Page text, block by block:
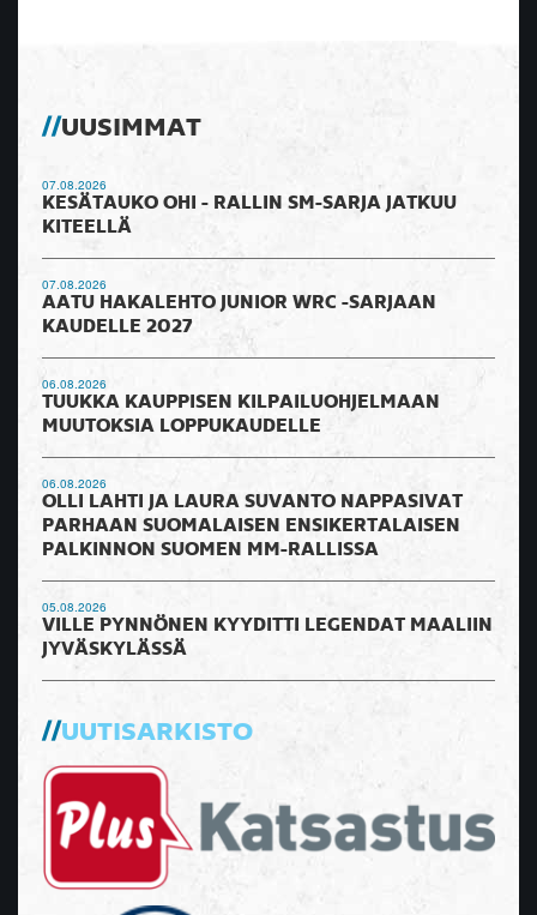
UUSIMMAT
07.08.2026
KESÄTAUKO OHI - RALLIN SM-SARJA JATKUU
KITEELLÄ
07.08.2026
AATU HAKALEHTO JUNIOR WRC -SARJAAN
KAUDELLE 2027
06.08.2026
TUUKKA KAUPPISEN KILPAILUOHJELMAAN
MUUTOKSIA LOPPUKAUDELLE
06.08.2026
OLLI LAHTI JA LAURA SUVANTO NAPPASIVAT
PARHAAN SUOMALAISEN ENSIKERTALAISEN
PALKINNON SUOMEN MM-RALLISSA
05.08.2026
VILLE PYNNÖNEN KYYDITTI LEGENDAT MAALIIN
JYVÄSKYLÄSSÄ
UUTISARKISTO